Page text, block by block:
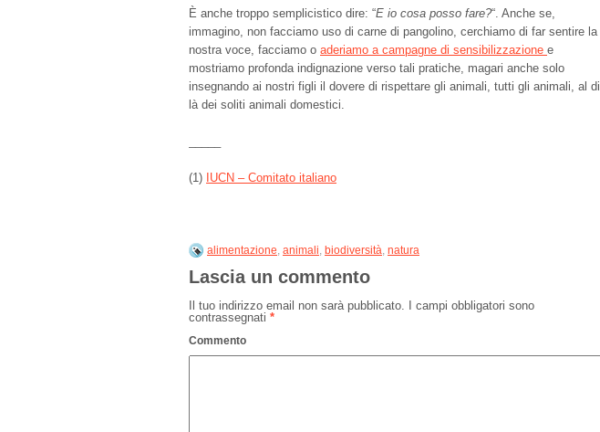
È anche troppo semplicistico dire: “E io cosa posso fare?“. Anche se,
immagino, non facciamo uso di carne di pangolino, cerchiamo di far sentire la
nostra voce, facciamo o aderiamo a campagne di sensibilizzazione e
mostriamo profonda indignazione verso tali pratiche, magari anche solo
insegnando ai nostri figli il dovere di rispettare gli animali, tutti gli animali, al di
là dei soliti animali domestici.
(1) IUCN – Comitato italiano
alimentazione, animali, biodiversità, natura
Lascia un commento
Il tuo indirizzo email non sarà pubblicato. I campi obbligatori sono
contrassegnati *
Commento